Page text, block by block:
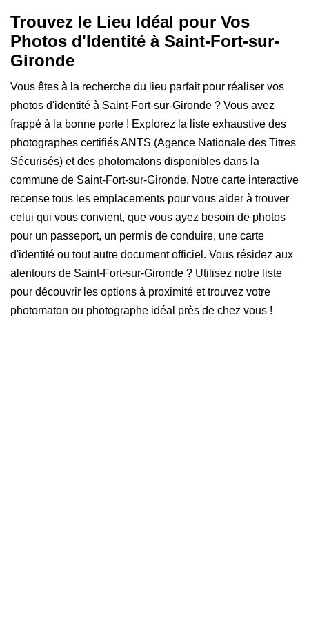
Trouvez le Lieu Idéal pour Vos
Photos d'Identité à Saint-Fort-sur-
Gironde
Vous êtes à la recherche du lieu parfait pour réaliser vos
photos d'identité à Saint-Fort-sur-Gironde ? Vous avez
frappé à la bonne porte ! Explorez la liste exhaustive des
photographes certifiés ANTS (Agence Nationale des Titres
Sécurisés) et des photomatons disponibles dans la
commune de Saint-Fort-sur-Gironde. Notre carte interactive
recense tous les emplacements pour vous aider à trouver
celui qui vous convient, que vous ayez besoin de photos
pour un passeport, un permis de conduire, une carte
d'identité ou tout autre document officiel. Vous résidez aux
alentours de Saint-Fort-sur-Gironde ? Utilisez notre liste
pour découvrir les options à proximité et trouvez votre
photomaton ou photographe idéal près de chez vous !